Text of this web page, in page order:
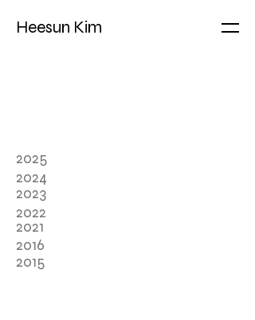
Heesun Kim
2025
2024
2023
2022
2021
2016
2015